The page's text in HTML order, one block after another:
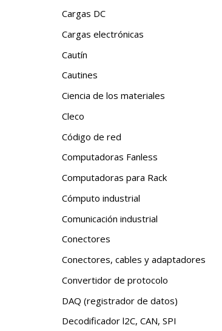
Cargas DC
Cargas electrónicas
Cautín
Cautines
Ciencia de los materiales
Cleco
Código de red
Computadoras Fanless
Computadoras para Rack
Cómputo industrial
Comunicación industrial
Conectores
Conectores, cables y adaptadores
Convertidor de protocolo
DAQ (registrador de datos)
Decodificador l2C, CAN, SPI